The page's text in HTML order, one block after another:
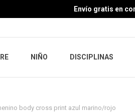
Envío gratis en
NIÑO DISCIPLINAS
body cross print azul marino/rojo